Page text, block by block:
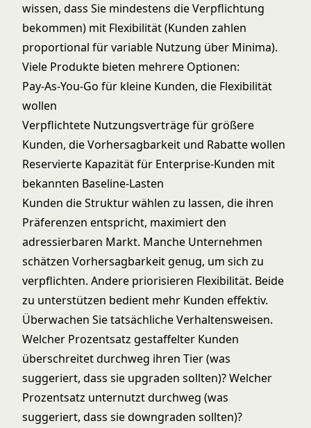
wissen, dass Sie mindestens die Verpflichtung
bekommen) mit Flexibilität (Kunden zahlen
proportional für variable Nutzung über Minima).
Viele Produkte bieten mehrere Optionen:
Pay-As-You-Go für kleine Kunden, die Flexibilität
wollen
Verpflichtete Nutzungsverträge für größere
Kunden, die Vorhersagbarkeit und Rabatte wollen
Reservierte Kapazität für Enterprise-Kunden mit
bekannten Baseline-Lasten
Kunden die Struktur wählen zu lassen, die ihren
Präferenzen entspricht, maximiert den
adressierbaren Markt. Manche Unternehmen
schätzen Vorhersagbarkeit genug, um sich zu
verpflichten. Andere priorisieren Flexibilität. Beide
zu unterstützen bedient mehr Kunden effektiv.
Überwachen Sie tatsächliche Verhaltensweisen.
Welcher Prozentsatz gestaffelter Kunden
überschreitet durchweg ihren Tier (was
suggeriert, dass sie upgraden sollten)? Welcher
Prozentsatz unternutzt durchweg (was
suggeriert, dass sie downgraden sollten)?